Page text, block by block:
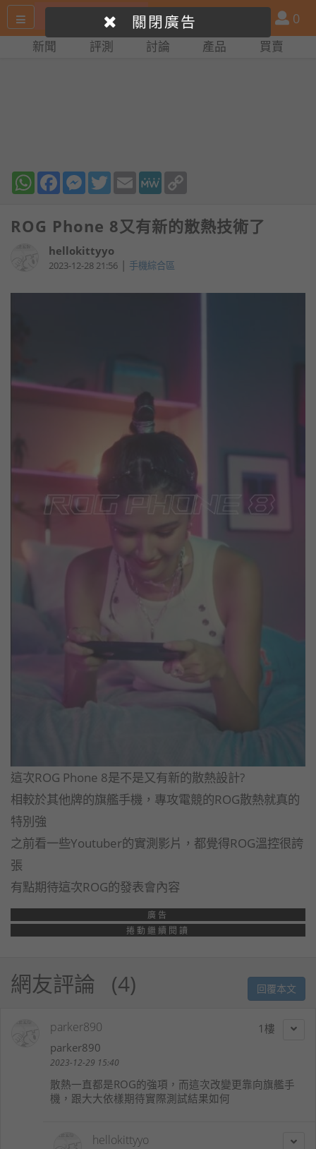
尋
產
品
比
會
員
0
新聞 評測 討論 產品 買賣
WhatsAppFacebookMessenger
TwitterEmail MeWe
ROG Phone 8又有新的散熱技術了
hellokittyyo
2023-12-28 21:56 | 手機綜合區
這次ROG Phone 8是不是又有新的散熱設計?
相較於其他牌的旗艦手機，專攻電競的ROG散熱就真的
特別強
關閉廣告
之前看一些Youtuber的實測影片，都覺得ROG溫控很誇
張
有點期待這次ROG的發表會內容
廣告
捲動繼續閱讀
網友評論 4 回覆本文
1
parker890
parker890
2023-12-29 15:40
散熱一直都是ROG的強項，而這次改變更靠向旗艦手
機，跟大大依樣期待實際測試結果如何
hellokittyyo